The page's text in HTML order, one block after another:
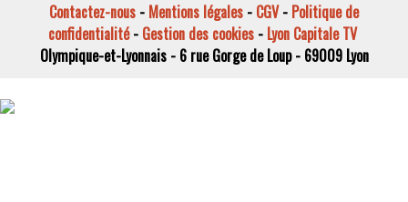
Contactez-nous - Mentions légales - CGV- Politique de
confidentialité- Gestion des cookies- Lyon Capitale TV
Olympique-et-Lyonnais - 6 rue Gorge de Loup - 69009 Lyon